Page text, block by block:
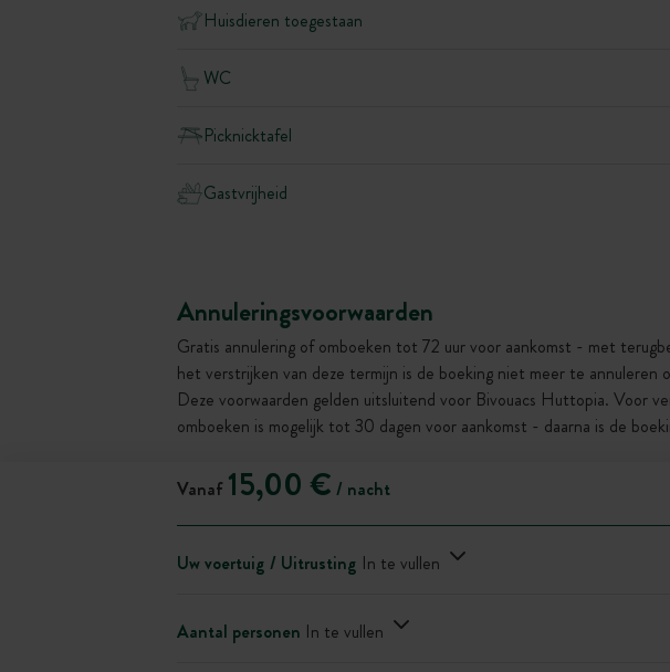
Huisdieren toegestaan
WC
Picknicktafel
Gastvrijheid
Annuleringsvoorwaarden
Gratis annulering of omboeken tot 72 uur voor aankomst - met
het verstrijken van deze termijn is de boeking niet meer te annuleren
Deze voorwaarden gelden uitsluitend voor Bivouacs Huttopia. Voor
omboeken is mogelijk tot 30 dagen voor aankomst - daarna is de
Vanaf 15,00 € / nacht
Uw voertuig / Uitrusting In te vullen
Aantal personen In te vullen